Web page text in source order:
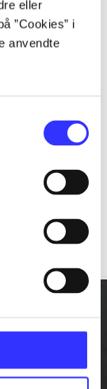
eller
”Cookies” i
anvendte